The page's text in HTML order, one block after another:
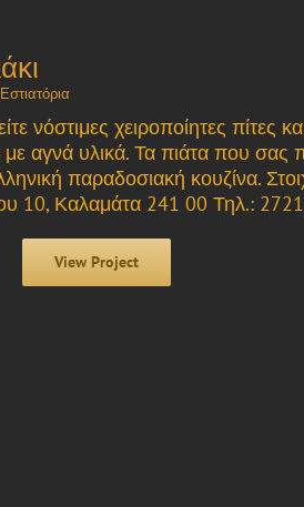
Εστιατόρια
νόστιμες χειροποίητες πίτες
αγνά υλικά. Τα πιάτα που σας
παραδοσιακή κουζίνα.
10, Καλαμάτα 241 00 Τηλ.:
View Project